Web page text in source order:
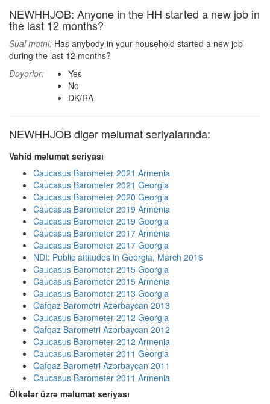
NEWHHJOB: Anyone in the HH started a new job in
the last 12 months?
Sual mətni: Has anybody in your household started a new job
during the last 12 months?
Dəyərlər:
Yes
No
DK/RA
NEWHHJOB digər məlumat seriyalarında:
Vahid məlumat seriyası
Caucasus Barometer 2021 Armenia
Caucasus Barometer 2021 Georgia
Caucasus Barometer 2020 Georgia
Caucasus Barometer 2019 Armenia
Caucasus Barometer 2019 Georgia
Caucasus Barometer 2017 Armenia
Caucasus Barometer 2017 Georgia
NDI: Public attitudes in Georgia, March 2016
Caucasus Barometer 2015 Georgia
Caucasus Barometer 2015 Armenia
Caucasus Barometer 2013 Georgia
Qafqaz Barometri Azərbaycan 2013
Caucasus Barometer 2012 Georgia
Qafqaz Barometri Azərbaycan 2012
Caucasus Barometer 2012 Armenia
Caucasus Barometer 2011 Georgia
Qafqaz Barometri Azərbaycan 2011
Caucasus Barometer 2011 Armenia
Ölkələr üzrə məlumat seriyası